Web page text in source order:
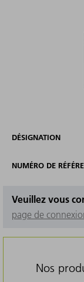
DÉSIGNATION
NUMÉRO DE
Veuillez vous
page de
Nos